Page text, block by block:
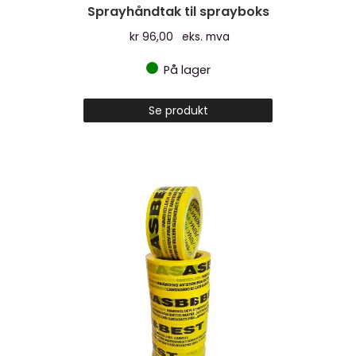
Sprayhåndtak til sprayboks
kr 96,00 eks. mva
På lager
Se produkt